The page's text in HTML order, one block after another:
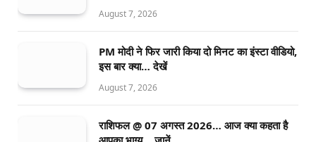
August 7, 2026
PM मोदी ने फिर जारी किया दो मिनट का इंस्टा वीडियो,
इस बार क्या… देखें
August 7, 2026
राशिफल @ 07 अगस्त 2026… आज क्या कहता है